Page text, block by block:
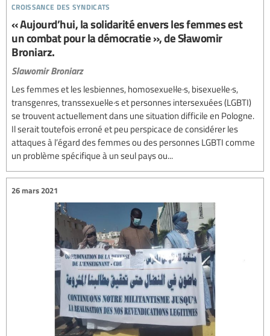
croissance des syndicats
« Aujourd’hui, la solidarité envers les femmes est
un combat pour la démocratie », de Sławomir
Broniarz.
Slawomir Broniarz
Les femmes et les lesbiennes, homosexuel·le·s, bisexuel·le·s,
transgenres, transsexuel·le·s et personnes intersexuées (LGBTI)
se trouvent actuellement dans une situation difficile en Pologne.
Il serait toutefois erroné et peu perspicace de considérer les
attaques à l’égard des femmes ou des personnes LGBTI comme
un problème spécifique à un seul pays ou...
26 mars 2021